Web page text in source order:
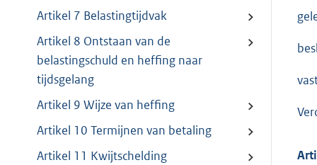
Artikel 7 Belastingtijdvak
Artikel 8 Ontstaan van de
belastingschuld en heffing naar
tijdsgelang
Artikel 9 Wijze van heffing
Artikel 10 Termijnen van betaling
Artikel 11 Kwijtschelding